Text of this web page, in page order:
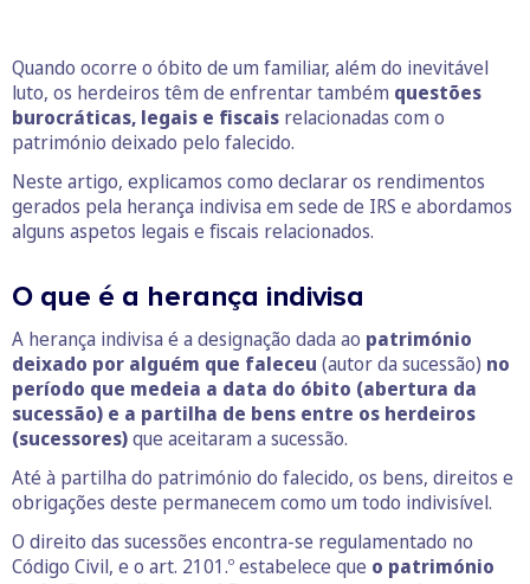
Quando ocorre o óbito de um familiar, além do inevitável
luto, os herdeiros têm de enfrentar também questões
burocráticas, legais e fiscais relacionadas com o
património deixado pelo falecido.
Neste artigo, explicamos como declarar os rendimentos
gerados pela herança indivisa em sede de IRS e abordamos
alguns aspetos legais e fiscais relacionados.
O que é a herança indivisa
A herança indivisa é a designação dada ao património
deixado por alguém que faleceu (autor da sucessão) no
período que medeia a data do óbito (abertura da
sucessão) e a partilha de bens entre os herdeiros
(sucessores)que aceitaram a sucessão.
Até à partilha do património do falecido, os bens, direitos e
obrigações deste permanecem como um todo indivisível.
O direito das sucessões encontra-se regulamentado no
Código Civil, e o art. 2101.º estabelece que o património